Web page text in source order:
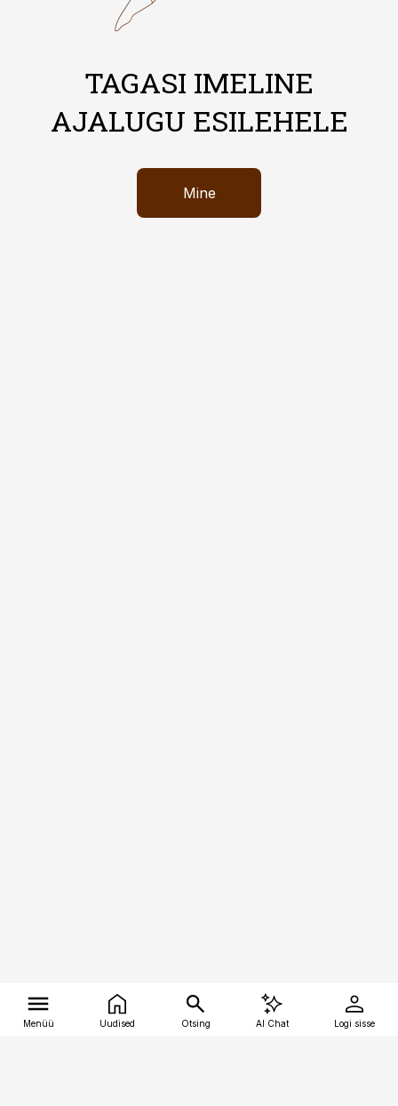
TAGASI IMELINE
AJALUGU ESILEHELE
Mine
Menüü Uudised Otsing AI Chat Logi sisse